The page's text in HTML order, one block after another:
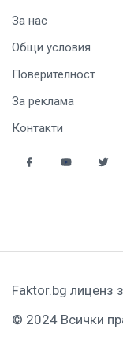
За нас
Общи условия
Поверителност
За реклама
Контакти
Faktor.bg лиценз
© 2024 Всички